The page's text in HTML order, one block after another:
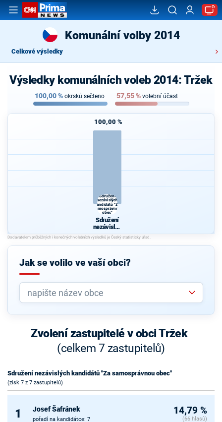
Komunální volby 2014
Celkové výsledky
Výsledky komunálních voleb 2014: Tržek
100,00% okrsků sečteno 57,55% volební účast
100,00 %
Sdružení
nezávislých
kandidátů "Za
samosprávnou
obec"
Sdružení
nezávislýc
h
kandidátů
"Za
vnou obec"
Jak se volilo ve vaší obci?
Zvolení zastupitelé v obci Tržek
(celkem 7 zastupitelů)
Sdružení nezávislých kandidátů "Za samosprávnou obec"
(zisk 7 z 7 zastupitelů)
1 Josef Šafránek
pořadí na kandidátce: 7
14,79 %
(66 hlasů)